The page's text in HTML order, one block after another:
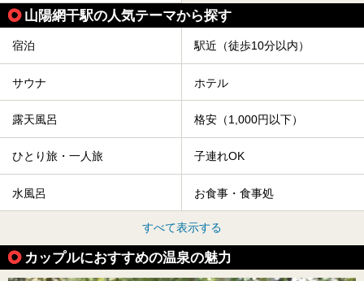
山陽網干駅の人気テーマから探す
宿泊 駅近（徒歩10分以内）
サウナ ホテル
露天風呂 格安（1,000円以下）
ひとり旅・一人旅 子連れOK
水風呂 お食事・食事処
すべて表示する
カップルにおすすめの温泉の魅力